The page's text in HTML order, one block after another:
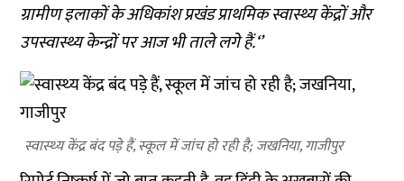
ग्रामीण इलाकों के अधिकांश प्रखंड प्राथमिक स्वास्थ्य केंद्रों और
उपस्वास्थ्य केन्द्रों पर आज भी ताले लगे हैं.‘’
स्‍वास्‍थ्‍य केंद्र बंद पड़े हैं, स्‍कूल में जांच हो रही है; जखनिया, गाजीपुर